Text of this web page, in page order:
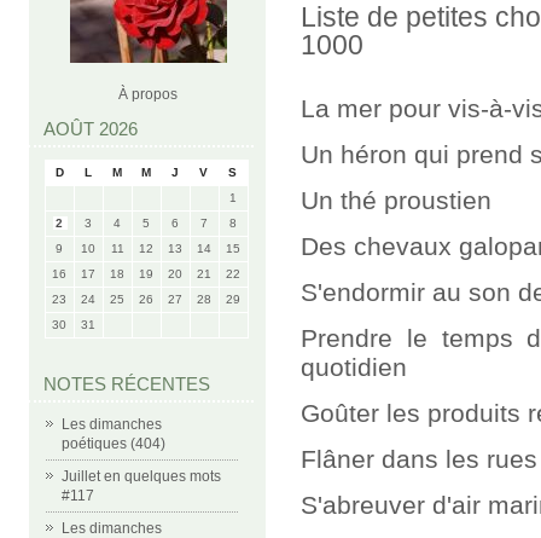
À propos
AOÛT 2026
D L M M J V
S
1
2
3 4 5 6 7
8
9
10 11 12 13 14
15
16
17 18 19 20 21
22
23
24 25 26 27 28
29
30
31
NOTES RÉCENTES
Les dimanches
poétiques (404)
Juillet en quelques mots
#117
Les dimanches
Liste de petites
1000
La mer pour vis-à-
Un héron qui prend
Un thé proustien
Des chevaux
S'endormir au son
Prendre le temps
quotidien
Goûter les produits
Flâner dans les rues
S'abreuver d'air